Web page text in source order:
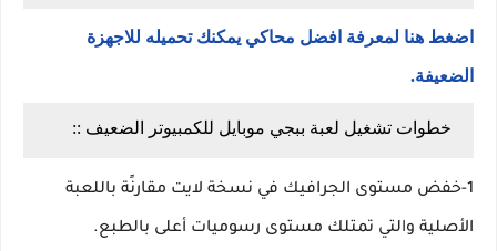
اضغط هنا لمعرفة افضل محاكي يمكنك تحميله للاجهزة
الضعيفة.
خطوات تشغيل لعبة ببجي موبايل للكمبيوتر الضعيف ::
1-خفض مستوى الجرافيك في نسخة لايت مقارنًة باللعبة
الأصلية والتي تمتلك مستوى رسوميات أعلى بالطبع.